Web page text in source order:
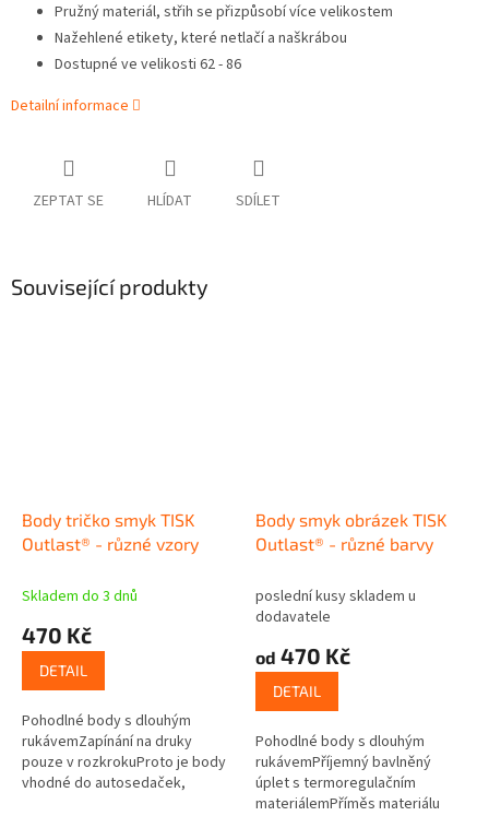
Pružný materiál, střih se přizpůsobí více velikostem
Nažehlené etikety, které netlačí a naškrábou
Dostupné ve velikosti 62 - 86
Detailní informace
ZEPTAT SE HLÍDAT SDÍLET
Související produkty
Body tričko smyk TISK
Outlast® - různé vzory
Skladem do 3 dnů
470 Kč
DETAIL
Pohodlné body s dlouhým
rukávemZapínání na druky
pouze v rozkrokuProto je body
vhodné do autosedaček,
Body smyk obrázek TISK
Outlast® - různé barvy
poslední kusy skladem u
dodavatele
od 470 Kč
DETAIL
Pohodlné body s dlouhým
rukávemPříjemný bavlněný
úplet s termoregulačním
materiálemPříměs materiálu